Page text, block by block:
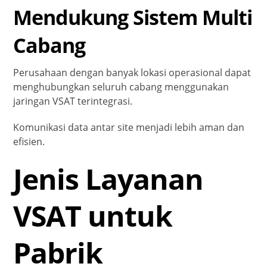
Mendukung Sistem Multi
Cabang
Perusahaan dengan banyak lokasi operasional dapat
menghubungkan seluruh cabang menggunakan
jaringan VSAT terintegrasi.
Komunikasi data antar site menjadi lebih aman dan
efisien.
Jenis Layanan
VSAT untuk
Pabrik